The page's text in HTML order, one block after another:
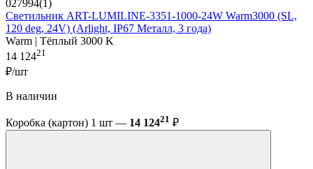
027994(1)
Светильник ART-LUMILINE-3351-1000-24W Warm3000 (SL,
120 deg, 24V) (Arlight, IP67 Металл, 3 года)
Warm | Тёплый 3000 K
14 12421
₽/шт
В наличии
Коробка (картон) 1 шт — 14 12421 ₽